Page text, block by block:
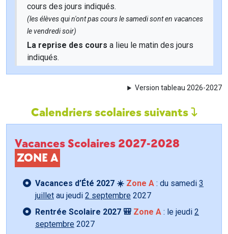
cours des jours indiqués.
(les élèves qui n'ont pas cours le samedi sont en vacances
le vendredi soir)
La reprise des cours a lieu le matin des jours
indiqués.
Version tableau 2026-2027
Calendriers scolaires suivants
Vacances Scolaires 2027-2028
ZONE A
Vacances d’Été 2027 ☀️ Zone A : du samedi 3
juillet au jeudi 2 septembre 2027
Rentrée Scolaire 2027 🎒 Zone A : le jeudi 2
septembre 2027